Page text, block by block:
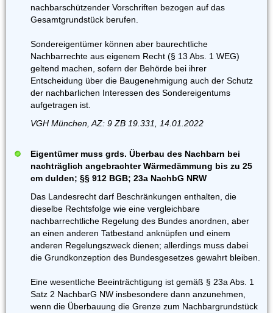
nachbarschützender Vorschriften bezogen auf das
Gesamtgrundstück berufen.
Sondereigentümer können aber baurechtliche
Nachbarrechte aus eigenem Recht (§ 13 Abs. 1 WEG)
geltend machen, sofern der Behörde bei ihrer
Entscheidung über die Baugenehmigung auch der Schutz
der nachbarlichen Interessen des Sondereigentums
aufgetragen ist.
VGH München, AZ: 9 ZB 19.331, 14.01.2022
Eigentümer muss grds. Überbau des Nachbarn bei
nachträglich angebrachter Wärmedämmung bis zu 25
cm dulden; §§ 912 BGB; 23a NachbG NRW
Das Landesrecht darf Beschränkungen enthalten, die
dieselbe Rechtsfolge wie eine vergleichbare
nachbarrechtliche Regelung des Bundes anordnen, aber
an einen anderen Tatbestand anknüpfen und einem
anderen Regelungszweck dienen; allerdings muss dabei
die Grundkonzeption des Bundesgesetzes gewahrt bleiben.
Eine wesentliche Beeinträchtigung ist gemäß § 23a Abs. 1
Satz 2 NachbarG NW insbesondere dann anzunehmen,
wenn die Überbauung die Grenze zum Nachbargrundstück